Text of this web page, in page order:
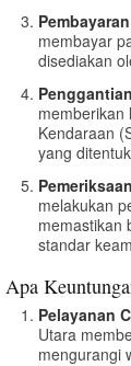
membayar
disediakan
memberikan
Kendaraan
yang
melakukan
memastikan
standar
Apa
Pelayanan
Utara
mengurangi